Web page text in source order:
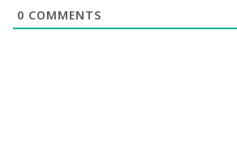
0 COMMENTS